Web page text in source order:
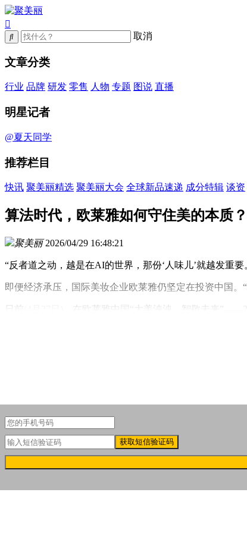
取消
文章分类
行业 品牌 研发 零售 人物 专题 图说 直播
明星记者
@夏天同学
推荐栏目
快讯 聚美丽精选 聚美丽大会 全球新品速递 成分特辑 谈资
算法时代，欧莱雅如何守住美的本质？
聚美丽 2026/04/29 16:48:21
“反者道之动，越是在AI的世界，那份‘人味儿’就越发重要
即便经济承压，国际美妆企业欧莱雅仍坚定在投资中国。
日前 ，在欧莱雅中国“大美泱泱，智敬未来
获取短信验证码